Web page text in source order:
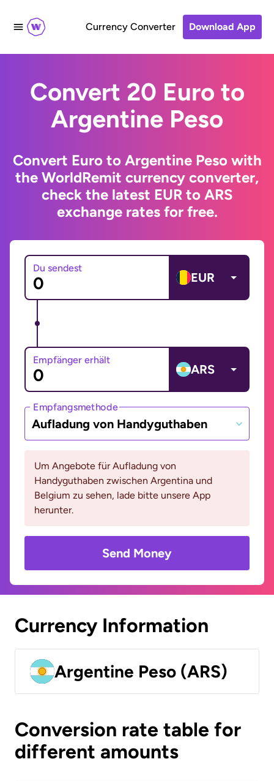
Currency Converter Download App
Convert 20 Euro to
Argentine Peso
Convert Euro to Argentine Peso with
the WorldRemit currency converter,
check the latest EUR to ARS
exchange rates for free.
Du sendest
EUR
Empfänger erhält
ARS
Empfangsmethode
Aufladung von Handyguthaben
Um Angebote für Aufladung von
Handyguthaben zwischen Argentina und
Belgium zu sehen, lade bitte unsere App
herunter.
Send Money
Currency Information
Argentine Peso (ARS)
Conversion rate table for
different amounts